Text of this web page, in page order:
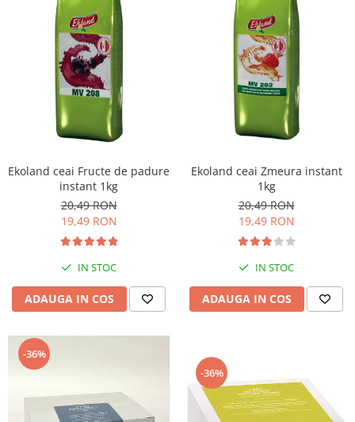
Ekoland ceai Fructe de padure
instant 1kg
20,49 RON
19,49 RON
IN STOC
ADAUGA IN COS
Ekoland ceai Zmeura instant
1kg
20,49 RON
19,49 RON
IN STOC
ADAUGA IN COS
-36%
-36%